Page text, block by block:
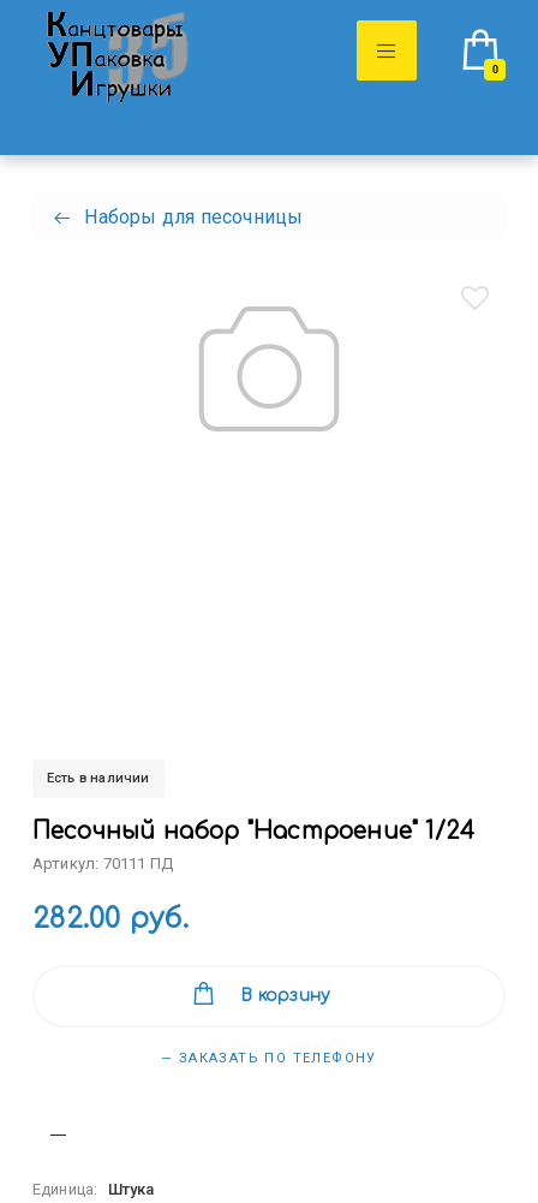
0
Наборы для песочницы
Есть в наличии
Песочный набор "Настроение" 1/24
Артикул: 70111 ПД
282.00 руб.
В корзину
— ЗАКАЗАТЬ ПО ТЕЛЕФОНУ
Единица:
Штука